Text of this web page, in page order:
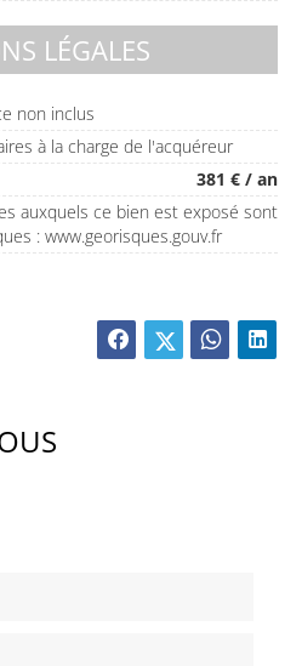
LÉGALES
non inclus
à la charge de l'acquéreur
381 € / an
auxquels ce bien est exposé sont
: www.georisques.gouv.fr